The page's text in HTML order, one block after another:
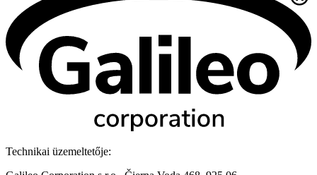
Technikai üzemeltetője: